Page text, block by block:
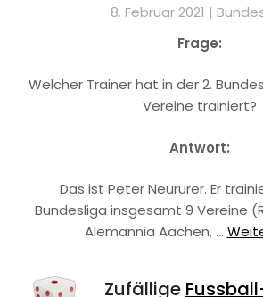
8. Februar 2021 |
Frage:
Welcher Trainer hat in der 2.
Vereine trainiert?
Antwort:
Das ist Peter Neururer. Er
Bundesliga insgesamt 9 Vereine
Alemannia Aachen, …
Zufällige